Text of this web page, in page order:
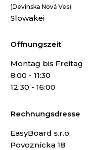
(Devínska Nová Ves)
Slowakei
Offnungszeit
Montag bis Freitag
8:00 - 11:30
12:30 - 16:00
Rechnungsdresse
EasyBoard s.r.o.
Povoznícka 18